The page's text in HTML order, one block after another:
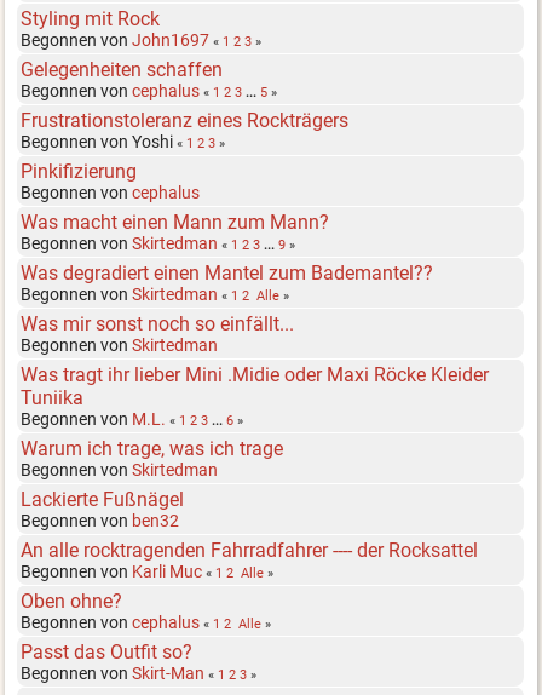
Styling mit Rock
Begonnen vonJohn1697 « 1 2 3 »
Gelegenheiten schaffen
Begonnen voncephalus « 1 2 3 ... 5 »
Frustrationstoleranz eines Rockträgers
Begonnen von Yoshi« 1 2 3 »
Pinkifizierung
Begonnen voncephalus
Was macht einen Mann zum Mann?
Begonnen vonSkirtedman « 1 2 3 ...9 »
Was degradiert einen Mantel zum Bademantel??
Begonnen vonSkirtedman « 1 2 Alle »
Was mir sonst noch so einfällt...
Begonnen vonSkirtedman
Was tragt ihr lieber Mini .Midie oder Maxi Röcke Kleider
Tuniika
Begonnen von M.L. « 1 2 3 ...6 »
Warum ich trage, was ich trage
Begonnen vonSkirtedman
Lackierte Fußnägel
Begonnen von ben32
An alle rocktragenden Fahrradfahrer ---- der Rocksattel
Begonnen von Karli Muc « 1 2 Alle »
Oben ohne?
Begonnen voncephalus « 1 2 Alle »
Passt das Outfit so?
Begonnen vonSkirt-Man « 1 2 3 »